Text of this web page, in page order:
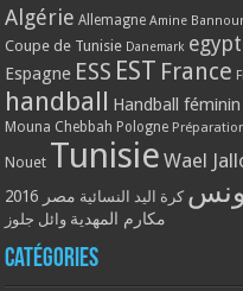
Algérie Allemagne Amine Bannour
Coupe de Tunisie Danemark
Espagne ESS EST France
handball Handball féminin
Mouna Chebbah Pologne
Nouet Tunisie Wael
كرة اليد النسائية مصر 2016
مكارم المهدية وائل جلوز
Catégories